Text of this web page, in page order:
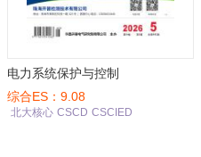
电力系统保护与控制
综合ES：9.08
北大核心 CSCD CSCIED